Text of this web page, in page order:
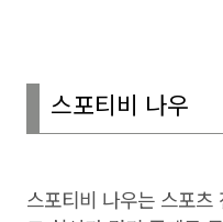
스포티비 나우
스포티비 나우는 스포츠